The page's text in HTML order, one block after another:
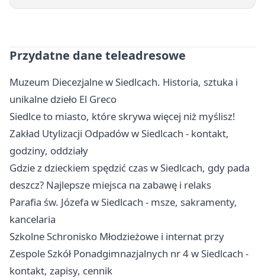
Przydatne dane teleadresowe
Muzeum Diecezjalne w Siedlcach. Historia, sztuka i
unikalne dzieło El Greco
Siedlce to miasto, które skrywa więcej niż myślisz!
Zakład Utylizacji Odpadów w Siedlcach - kontakt,
godziny, oddziały
Gdzie z dzieckiem spędzić czas w Siedlcach, gdy pada
deszcz? Najlepsze miejsca na zabawę i relaks
Parafia św. Józefa w Siedlcach - msze, sakramenty,
kancelaria
Szkolne Schronisko Młodzieżowe i internat przy
Zespole Szkół Ponadgimnazjalnych nr 4 w Siedlcach -
kontakt, zapisy, cennik